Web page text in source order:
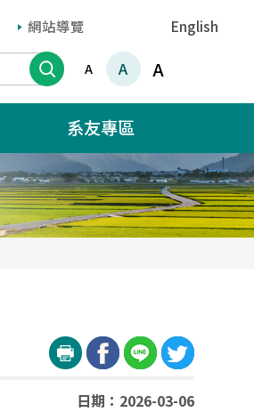
網站導覽 English
搜尋A A A
系友專區
日期：2026-03-06